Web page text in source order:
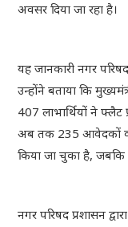
अवसर दिया जा रहा है।
यह जानकारी नगर
उन्होंने बताया कि
407 लाभार्थियों ने
अब तक 235 आवेदकों
किया जा चुका है,
नगर परिषद प्रशासन